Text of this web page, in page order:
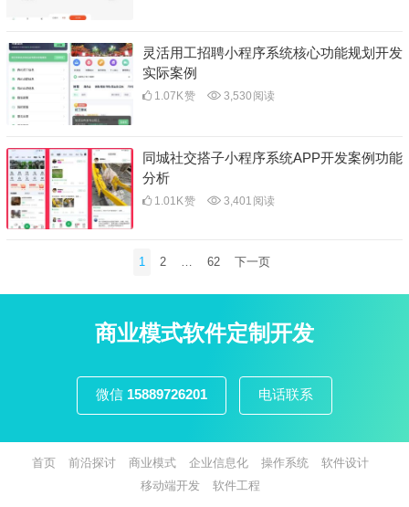
灵活用工招聘小程序系统核心功能规划开发
实际案例
1.07K赞 3,530 阅读
同城社交搭子小程序系统APP开发案例功能
分析
1.01K赞 3,401 阅读
分
1 2 62 下一页
商业模式软件定制开发
微信 15889726201 电话联系
首页 前沿探讨 商业模式 企业信息化 操作系统
软件设计
移动端开发
软件工程